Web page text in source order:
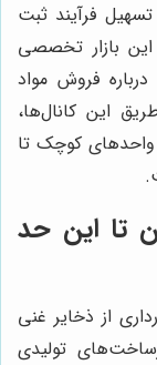
فرآیند ثبت
بازار تخصصی
فروش مواد
این کانال‌ها،
واحدهای کوچک تا
تا این حد
از ذخایر غنی
تولیدی